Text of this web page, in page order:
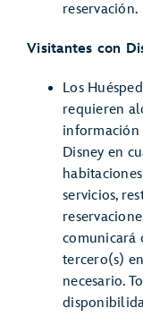
reservación.
Visitantes con
Los
requieren
información
Disney en
servicios,
comunicará
tercero(s)
necesario.